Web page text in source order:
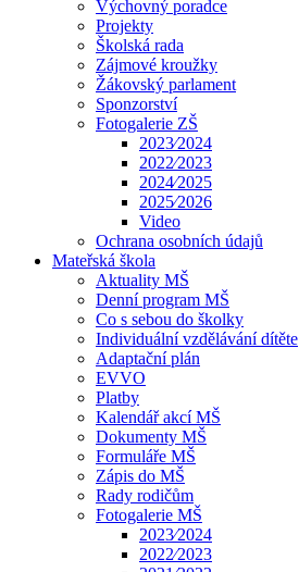
Výchovný poradce
Projekty
Školská rada
Zájmové kroužky
Žákovský parlament
Sponzorství
Fotogalerie ZŠ
2023⁄2024
2022⁄2023
2024⁄2025
2025⁄2026
Video
Ochrana osobních údajů
Mateřská škola
Aktuality MŠ
Denní program MŠ
Co s sebou do školky
Individuální vzdělávání dítěte
Adaptační plán
EVVO
Platby
Kalendář akcí MŠ
Dokumenty MŠ
Formuláře MŠ
Zápis do MŠ
Rady rodičům
Fotogalerie MŠ
2023⁄2024
2022⁄2023